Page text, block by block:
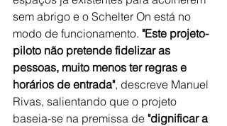
sem abrigo e o Schelter On está no
modo de funcionamento. "Este projeto-
piloto não pretende fidelizar as
pessoas, muito menos ter regras e
horários de entrada", descreve Manuel
Rivas, salientando que o projeto
baseia-se na premissa de "dignificar a